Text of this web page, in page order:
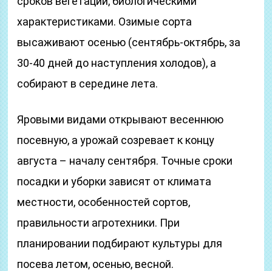
характеристиками. Озимые сорта
высаживают осенью (сентябрь-октябрь, за
30-40 дней до наступления холодов), а
собирают в середине лета.
Яровыми видами открывают весеннюю
посевную, а урожай созревает к концу
августа – началу сентября. Точные сроки
посадки и уборки зависят от климата
местности, особенностей сортов,
правильности агротехники. При
планировании подбирают культуры для
посева летом, осенью, весной.